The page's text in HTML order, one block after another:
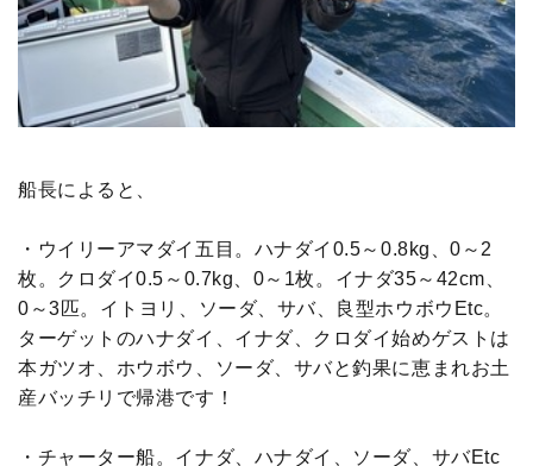
船長によると、
・ウイリーアマダイ五目。ハナダイ0.5～0.8kg、0～2
枚。クロダイ0.5～0.7kg、0～1枚。イナダ35～42cm、
0～3匹。イトヨリ、ソーダ、サバ、良型ホウボウEtc。
ターゲットのハナダイ、イナダ、クロダイ始めゲストは
本ガツオ、ホウボウ、ソーダ、サバと釣果に恵まれお土
産バッチリで帰港です！
・チャーター船。イナダ、ハナダイ、ソーダ、サバEtc